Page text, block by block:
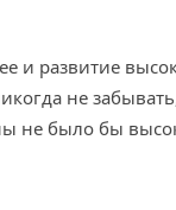
и развитие
не
не было бы